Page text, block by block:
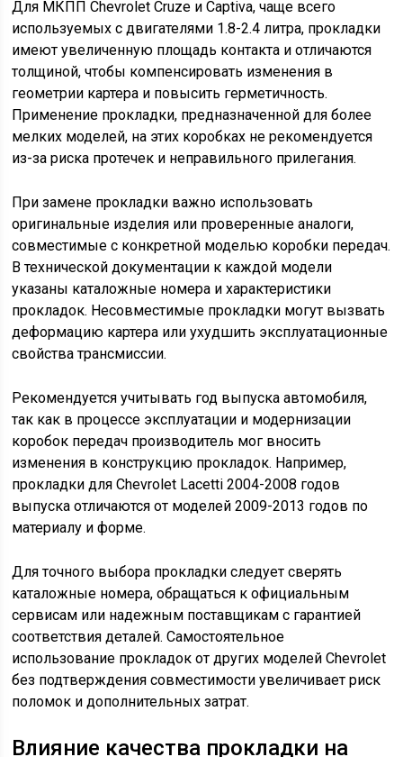
Для МКПП Chevrolet Cruze и Captiva, чаще всего
используемых с двигателями 1.8-2.4 литра, прокладки
имеют увеличенную площадь контакта и отличаются
толщиной, чтобы компенсировать изменения в
геометрии картера и повысить герметичность.
Применение прокладки, предназначенной для более
мелких моделей, на этих коробках не рекомендуется
из-за риска протечек и неправильного прилегания.
При замене прокладки важно использовать
оригинальные изделия или проверенные аналоги,
совместимые с конкретной моделью коробки передач.
В технической документации к каждой модели
указаны каталожные номера и характеристики
прокладок. Несовместимые прокладки могут вызвать
деформацию картера или ухудшить эксплуатационные
свойства трансмиссии.
Рекомендуется учитывать год выпуска автомобиля,
так как в процессе эксплуатации и модернизации
коробок передач производитель мог вносить
изменения в конструкцию прокладок. Например,
прокладки для Chevrolet Lacetti 2004-2008 годов
выпуска отличаются от моделей 2009-2013 годов по
материалу и форме.
Для точного выбора прокладки следует сверять
каталожные номера, обращаться к официальным
сервисам или надежным поставщикам с гарантией
соответствия деталей. Самостоятельное
использование прокладок от других моделей Chevrolet
без подтверждения совместимости увеличивает риск
поломок и дополнительных затрат.
Влияние качества прокладки на